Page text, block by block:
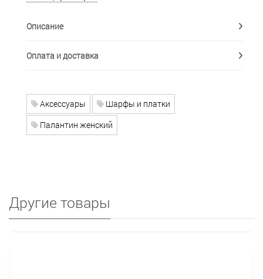
Описание
Оплата и доставка
Аксессуары
Шарфы и платки
Палантин женский
Другие товары